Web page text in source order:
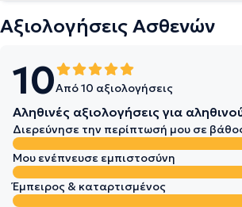
Αξιολογήσεις Ασθενών
10Από 10 αξιολογήσεις
Αληθινές αξιολογήσεις για
Διερεύνησε την περίπτωσή μου σε
Μου ενέπνευσε εμπιστοσύνη
Έμπειρος & καταρτισμένος